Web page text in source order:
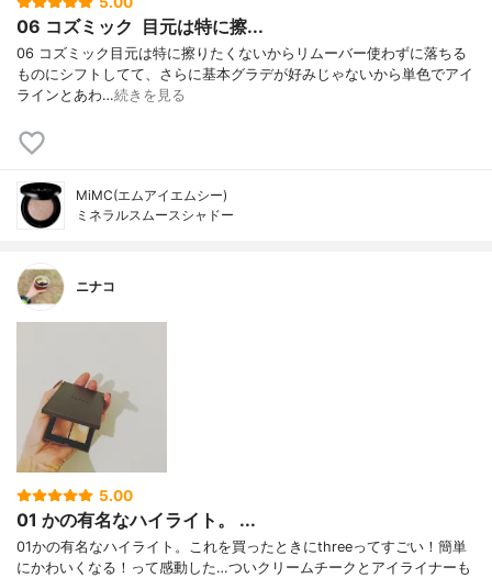
06 コズミック ㅤ 目元は特に擦...
06 コズミックㅤ目元は特に擦りたくないからリムーバー使わずに落ちる
ものにシフトしてて、さらに基本グラデが好みじゃないから単色でアイ
ラインとあわ…続きを見る
MiMC(エムアイエムシー)
ミネラルスムースシャドー
ニナコ
5.00
01 かの有名なハイライト。 ...
01かの有名なハイライト。これを買ったときにthreeってすごい！簡単
にかわいくなる！って感動した…ついクリームチークとアイライナーも